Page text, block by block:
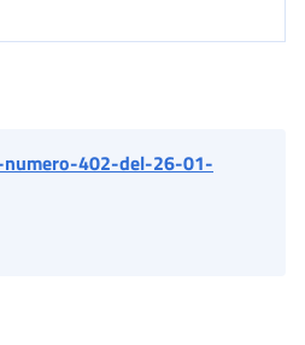
402-del-26-01-